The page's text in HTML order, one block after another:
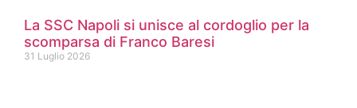
La SSC Napoli si unisce al cordoglio per la
scomparsa di Franco Baresi
31 Luglio 2026